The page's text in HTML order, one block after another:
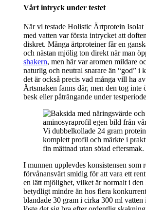
Vårt intryck under testet
När vi testade Holistic Ärtprotein Isolat
med vatten var första intrycket att
diskret. Många ärtproteiner får en
och nästan mjölig ton direkt när man
shakern, men här var aromen mildare
naturlig och neutral snarare än “god” i
det är också precis vad många vill ha
Ärtsmaken fanns där, men den tog inte
besk eller påträngande under
Vi dubbelkollade 24 gram
komplett profil och märkte i
fin mättnad utan sötad eftersmak.
I munnen upplevdes konsistensen som
förvånansvärt smidig för att vara ett
en lätt mjölighet, vilket är normalt i den
betydligt mindre än hos flera
blandade 30 gram i cirka 300 ml vatten